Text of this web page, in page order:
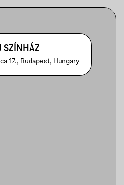
SZÍNHÁZ
17., Budapest, Hungary